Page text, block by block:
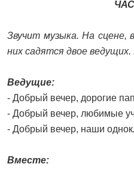
Звучит музыка. На сцене,
них садятся двое
Ведущие:
- Добрый вечер, дорогие
- Добрый вечер, любимые
- Добрый вечер, наши
Вместе: